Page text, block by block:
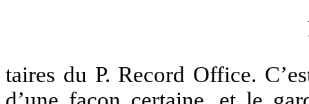
taires du P. Record Office.